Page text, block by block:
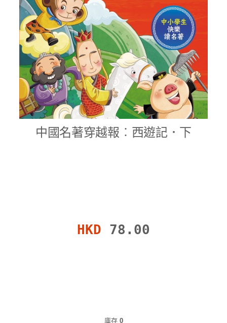
中國名著穿越報︰西遊記．下
HKD 78.00
庫存 0